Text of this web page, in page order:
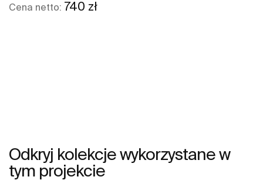
Cena netto: 740 zł
Odkryj kolekcje wykorzystane w
tym projekcie